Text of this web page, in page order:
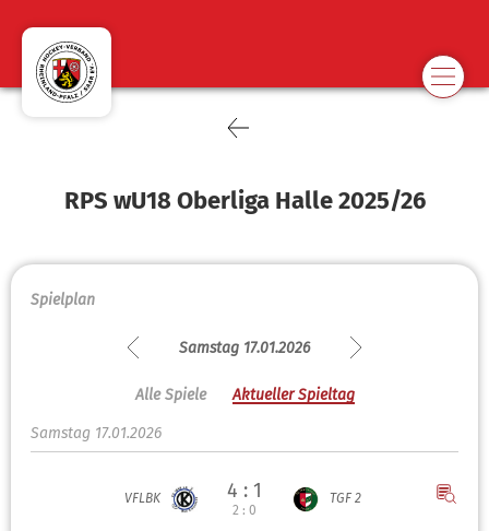
RPS wU18 Oberliga Halle 2025/26
Spielplan
Samstag 17.01.2026
Alle Spiele Aktueller Spieltag
Samstag 17.01.2026
VFLBK 4 : 1
2 : 0
TGF 2